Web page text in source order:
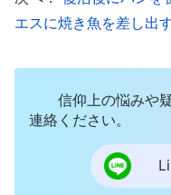
の前に現われたイエ
し入れてみなさい。
る者になりなさい」
舞いは、主イエスが
いたいと思ったこと
前から伝えたい、
エスに焼き魚を差し出
信仰上の悩みや
連絡ください。